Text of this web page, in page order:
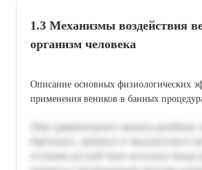
1.3 Механизмы воздействия
организм человека
Описание основных физиологических
применения веников в банных